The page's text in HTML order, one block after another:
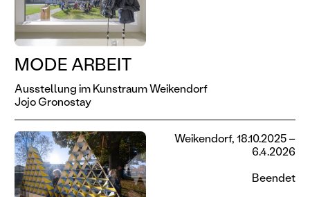
MODE ARBEIT
Ausstellung im Kunstraum Weikendorf
Jojo Gronostay
Weikendorf, 18.10.2025 –
6.4.2026
Beendet